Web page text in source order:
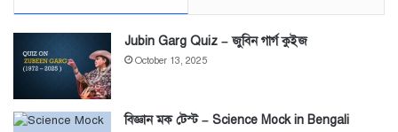
Jubin Garg Quiz – জুবিন গার্গ কুইজ
October 13, 2025
বিজ্ঞান মক টেস্ট – Science Mock in Bengali